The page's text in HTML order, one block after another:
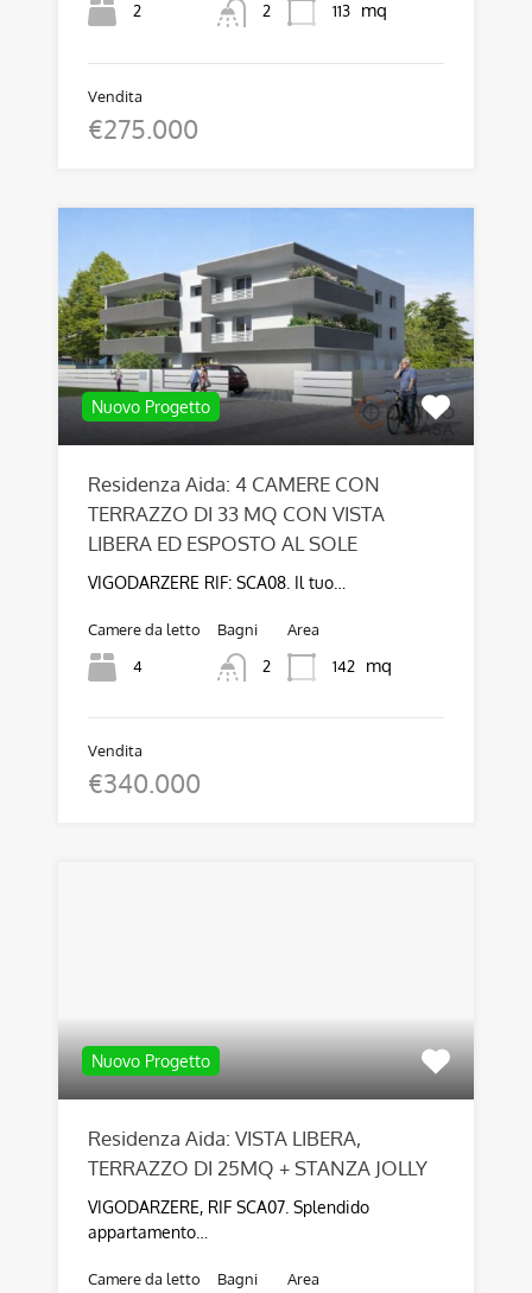
2 2 113 mq
Vendita
€275.000
Nuovo Progetto
Residenza Aida: 4 CAMERE CON
TERRAZZO DI 33 MQ CON VISTA
LIBERA ED ESPOSTO AL SOLE
VIGODARZERE RIF: SCA08. Il tuo…
Camere da letto
4
Bagni
2
Area
142
mq
Vendita
€340.000
Nuovo Progetto
Residenza Aida: VISTA LIBERA,
TERRAZZO DI 25MQ + STANZA JOLLY
VIGODARZERE, RIF SCA07. Splendido
appartamento…
Camere da letto
Bagni
Area